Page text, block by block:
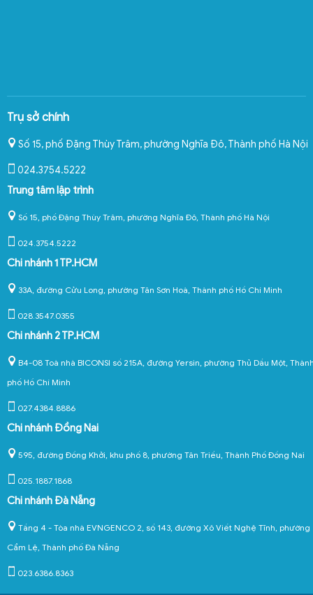
Trụ sở chính
Số 15, phố Đặng Thùy Trâm, phường Nghĩa Đô,Thành phố Hà Nội
024.3754.5222
Trung tâm lập trình
Số 15, phố Đặng Thùy Trâm, phường Nghĩa Đô, Thành phố Hà Nội
024.3754.5222
Chi nhánh 1 TP.HCM
33A, đường Cửu Long, phường Tân Sơn Hoà, Thành phố Hồ Chí Minh
028.3547.0355
Chi nhánh 2 TP.HCM
B4-08 Toà nhà BICONSI số 215A, đường Yersin, phường Thủ Dầu Một,
phố Hồ Chí Minh
027.4384.8886
Chi nhánh Đồng Nai
595, đường Đồng Khởi, khu phố 8, phường Tân Triều, Thành Phố Đồng Nai
025.1887.1868
Chi nhánh Đà Nẵng
Tầng 4 - Tòa nhà EVNGENCO 2, số 143, đường Xô Viết Nghệ Tĩnh, phường
Cẩm Lệ, Thành phố Đà Nẵng
023.6386.8363